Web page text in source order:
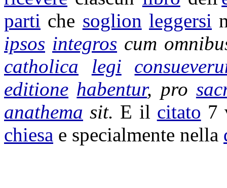
parti che soglion leggersi
ipsos integros cum
catholica
legi
editione habentur, pro
anathema sit. E il citato 7
chiesa e specialmente nella